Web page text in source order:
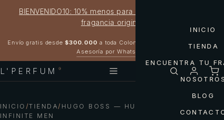
BIENVENIDO10: 10% menos para estrenar tu próxima
fragancia original
Envío gratis desde $300.000 a toda Colombia
Asesoría por WhatsApp
L'PERFUM ®
INICIO
TIENDA
ENCUENTRA TU
BLOG
INICIO /TIENDA/ HUGO BOSS — HUGO BOSS BOTTLED
INFINITE MEN